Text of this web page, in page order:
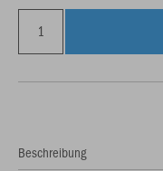
Beschreibung